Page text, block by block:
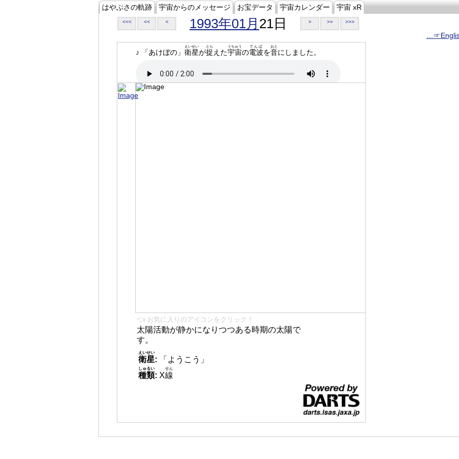
はやぶさの軌跡 宇宙からのメッセージ お宝データ 宇宙カレンダー 宇宙 xR
<<< << < 1993年01月 21日 > >> >>>
♪ 「あけぼの」 衛星
えいせい
が捉
とら
えた宇宙
うちゅう
の電波
でんぱ
を音
おと
にしました。
👈 お気に入りのアイコンをクリック！
太陽活動が静かになりつつある時期の太陽で
す。
衛星
えいせい
:
「ようこう」
種類
しゅるい
: X線
せん